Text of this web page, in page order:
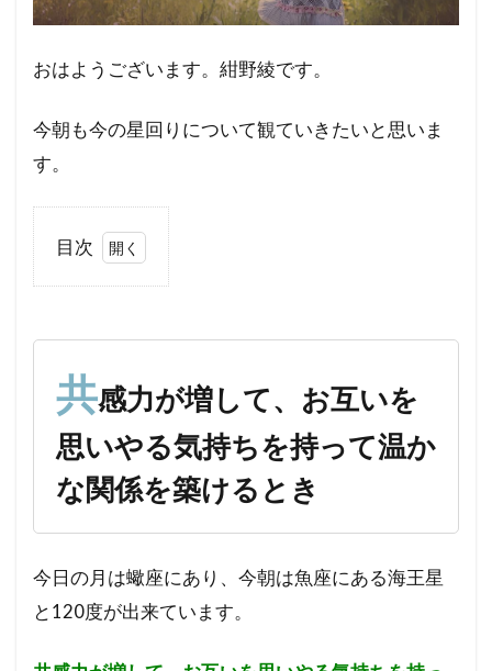
おはようございます。紺野綾です。
今朝も今の星回りについて観ていきたいと思いま
す。
目次
て、
お互
いを
思い
やる
気持
持っ
かな
関係
共感力が増して、お互いを
思いやる気持ちを持って温か
な関係を築けるとき
今日の月は蠍座にあり、今朝は魚座にある海王星
と120度が出来ています。